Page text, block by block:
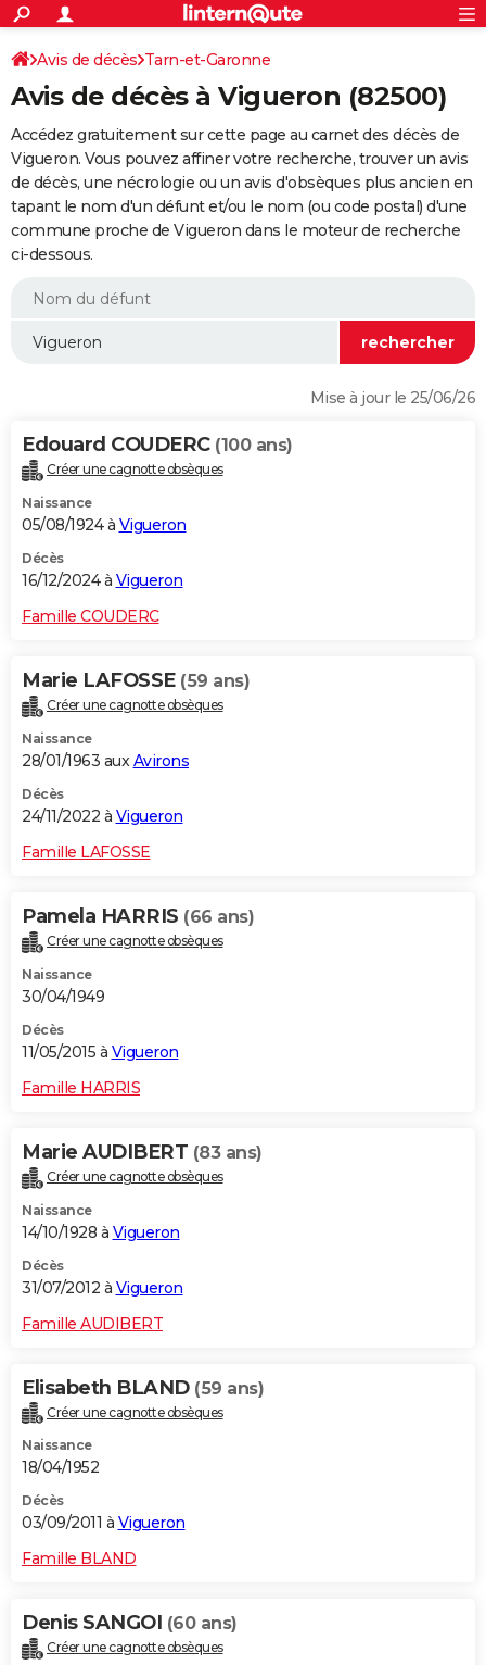
ACTUALITÉS
Politique
Société
Faits Divers
Education
Monde
Villes
+
SPORT
Coupe du monde 2026
Football
Tennis
Cyclisme
Rugby
Forum
Programme TV
TNT
Streaming
Cinéma
Sorties cinéma
Musique
+
FINANCE
Retraite
Epargne
Immobilier
Risques naturels par ville
Assurance
AUTO
Essais
Réserver un essai
Citadines
Berlines
SUV
Forum auto
+HIGH-TECH
BRICOLAGE
WEEK-END
Alimentation
Guide de la santé
Maladies
Médicaments
Sommeil
VOYAGE
Destinations
City break
Voyage nature
Voyage de noces
Forum
Climat
+PHOTO
GUIDES D'ACHAT
Carte de Noël
Carte Bonne année
Carte Saint-Valentin
Carte Pâques
Carte d'anniversaire
DICTIONNAIRE
Dictionnaire
Biographies
Citations
Expressions
Proverbes
PROGRAMME TV
S'inscrire
Se connecter
Lycées
Collèges
Primaires
Universités
Entreprises
Service militaire
Avis de recherche
AVIS DE DÉCÈS
FORUM
Bricolage
S'inscrire
Connexion
Avis de décès Tarn-et-Garonne
Avis de décès à Vigueron (82500)
Accédez gratuitement sur cette page au carnet des décès de
Vigueron. Vous pouvez affiner votre recherche, trouver un avis
de décès, une nécrologie ou un avis d'obsèques plus ancien en
tapant le nom d'un défunt et/ou le nom (ou code postal) d'une
commune proche de Vigueron dans le moteur de recherche
ci-dessous.
Mise à jour le 25/06/26
Edouard COUDERC (100 ans)
Créer une cagnotte obsèques
Naissance
05/08/1924 à Vigueron
Décès
16/12/2024 à Vigueron
Famille COUDERC
Marie LAFOSSE (59 ans)
Créer une cagnotte obsèques
Naissance
28/01/1963 auxAvirons
Décès
24/11/2022 à Vigueron
Famille LAFOSSE
Pamela HARRIS (66 ans)
Créer une cagnotte obsèques
Naissance
30/04/1949
Décès
11/05/2015 à Vigueron
Famille HARRIS
Marie AUDIBERT (83 ans)
Créer une cagnotte obsèques
Naissance
14/10/1928 à Vigueron
Décès
31/07/2012 à Vigueron
Famille AUDIBERT
Elisabeth BLAND (59 ans)
Créer une cagnotte obsèques
Naissance
18/04/1952
Décès
03/09/2011 à Vigueron
Famille BLAND
Denis SANGOI (60 ans)
Créer une cagnotte obsèques